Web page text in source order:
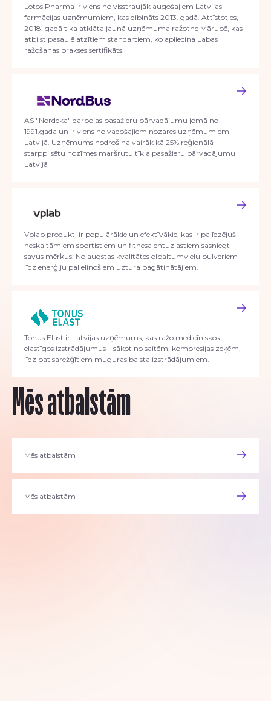
Lotos Pharma ir viens no visstraujāk augošajiem Latvijas
farmācijas uzņēmumiem, kas dibināts 2013. gadā. Attīstoties,
2018. gadā tika atklāta jaunā uzņēmuma ražotne Mārupē, kas
atbilst pasaulē atzītiem standartiem, ko apliecina Labas
ražošanas prakses sertifikāts.
AS "Nordeka" darbojas pasažieru pārvadājumu jomā no
1991.gada un ir viens no vadošajiem nozares uzņēmumiem
Latvijā. Uzņēmums nodrošina vairāk kā 25% reģionālā
starppilsētu nozīmes maršrutu tīkla pasažieru pārvadājumu
Latvijā
Vplab produkti ir populārākie un efektīvākie, kas ir palīdzējuši
neskaitāmiem sportistiem un fitnesa entuziastiem sasniegt
savus mērķus. No augstas kvalitātes olbaltumvielu pulveriem
līdz enerģiju palielinošiem uztura bagātinātājiem.
Tonus Elast ir Latvijas uzņēmums, kas ražo medicīniskos
elastīgos izstrādājumus – sākot no saitēm, kompresijas zeķēm,
līdz pat sarežģītiem muguras balsta izstrādājumiem.
Mēs atbalstām
Mēs atbalstām
Mēs atbalstām